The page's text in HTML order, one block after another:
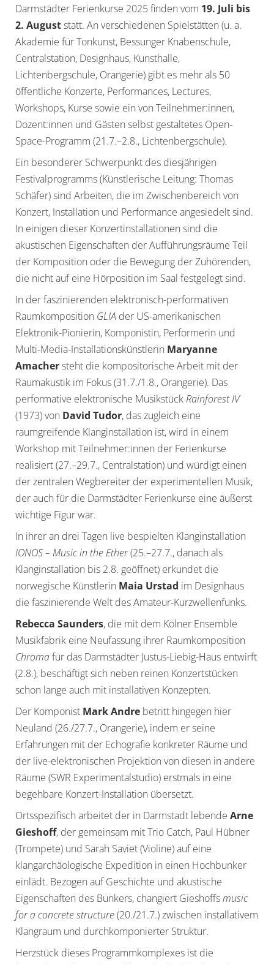
Darmstädter Ferienkurse 2025 finden vom 19. Juli bis
2. Auguststatt. An verschiedenen Spielstätten (u. a.
Akademie für Tonkunst, Bessunger Knabenschule,
Centralstation, Designhaus, Kunsthalle,
Lichtenbergschule, Orangerie) gibt es mehr als 50
öffentliche Konzerte, Performances, Lectures,
Workshops, Kurse sowie ein von Teilnehmer:innen,
Dozent:innen und Gästen selbst gestaltetes Open-
Space-Programm (21.7.–2.8., Lichtenbergschule).
Ein besonderer Schwerpunkt des diesjährigen
Festivalprogramms (Künstlerische Leitung: Thomas
Schäfer) sind Arbeiten, die im Zwischenbereich von
Konzert, Installation und Performance angesiedelt sind.
In einigen dieser Konzertinstallationen sind die
akustischen Eigenschaften der Aufführungsräume Teil
der Komposition oder die Bewegung der Zuhörenden,
die nicht auf eine Hörposition im Saal festgelegt sind.
In der faszinierenden elektronisch-performativen
Raumkomposition GLIA der US-amerikanischen
Elektronik-Pionierin, Komponistin, Performerin und
Multi-Media-Installationskünstlerin Maryanne
Amachersteht die kompositorische Arbeit mit der
Raumakustik im Fokus (31.7./1.8., Orangerie). Das
performative elektronische MusikstückRainforest IV
(1973) von David Tudor, das zugleich eine
raumgreifende Klanginstallation ist, wird in einem
Workshop mit Teilnehmer:innen der Ferienkurse
realisiert (27.–29.7., Centralstation) und würdigt einen
der zentralen Wegbereiter der experimentellen Musik,
der auch für die Darmstädter Ferienkurse eine äußerst
wichtige Figur war.
In ihrer an drei Tagen live bespielten Klanginstallation
IONOS – Music in the Ether(25.–27.7., danach als
Klanginstallation bis 2.8. geöffnet) erkundet die
norwegische Künstlerin Maia Urstad im Designhaus
die faszinierende Welt des Amateur-Kurzwellenfunks.
Rebecca Saunders, die mit dem Kölner Ensemble
Musikfabrik eine Neufassung ihrer Raumkomposition
Chromafür das Darmstädter Justus-Liebig-Haus entwirft
(2.8.), beschäftigt sich neben reinen Konzertstücken
schon lange auch mit installativen Konzepten.
Der Komponist Mark Andre betritt hingegen hier
Neuland (26./27.7., Orangerie), indem er seine
Erfahrungen mit der Echografie konkreter Räume und
der live-elektronischen Projektion von diesen in andere
Räume (SWR Experimentalstudio) erstmals in eine
begehbare Konzert-Installation übersetzt.
Ortsspezifisch arbeitet der in Darmstadt lebende Arne
Gieshoff, der gemeinsam mit Trio Catch, Paul Hübner
(Trompete) und Sarah Saviet (Violine) auf eine
klangarchäologische Expedition in einen Hochbunker
einlädt. Bezogen auf Geschichte und akustische
Eigenschaften des Bunkers, changiert Gieshoffsmusic
for a concrete structure(20./21.7.) zwischen installativem
Klangraum und durchkomponierter Struktur.
Herzstück dieses Programmkomplexes ist die